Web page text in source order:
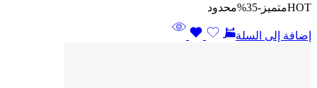
HOTمتميز -35% محدود
إضافة إلى السلة